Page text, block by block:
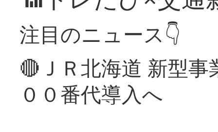
注目のニュース👇
🔴ＪＲ北海道 新型
００番代導入へ